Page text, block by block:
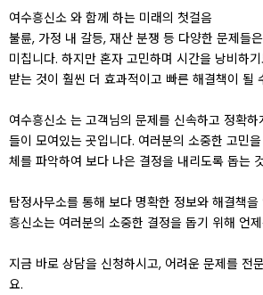
여수흥신소 와 함께 하는 미래의 첫걸음
불륜, 가정 내 갈등, 재산 분쟁 등 다양한 문제들
미칩니다. 하지만 혼자 고민하며 시간을 낭비하
받는 것이 훨씬 더 효과적이고 빠른 해결책이 될
여수흥신소 는 고객님의 문제를 신속하고 정확
들이 모여있는 곳입니다. 여러분의 소중한 고민
체를 파악하여 보다 나은 결정을 내리도록 돕는
탐정사무소를 통해 보다 명확한 정보와 해결책
흥신소는 여러분의 소중한 결정을 돕기 위해 언
지금 바로 상담을 신청하시고, 어려운 문제를 전
요.